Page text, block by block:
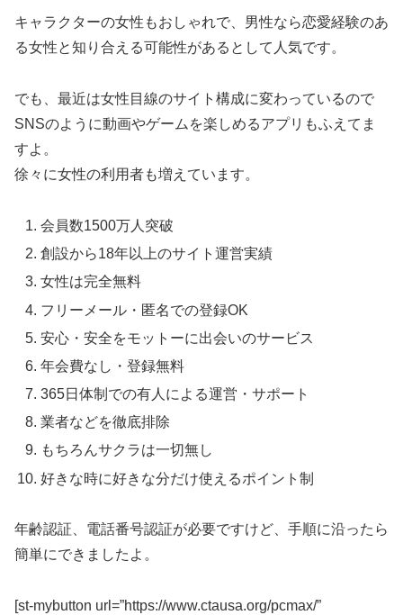
キャラクターの女性もおしゃれで、男性なら恋愛経験のあ
る女性と知り合える可能性があるとして人気です。
でも、最近は女性目線のサイト構成に変わっているので
SNSのように動画やゲームを楽しめるアプリもふえてま
すよ。
徐々に女性の利用者も増えています。
会員数1500万人突破
創設から18年以上のサイト運営実績
女性は完全無料
フリーメール・匿名での登録OK
安心・安全をモットーに出会いのサービス
年会費なし・登録無料
365日体制での有人による運営・サポート
業者などを徹底排除
もちろんサクラは一切無し
好きな時に好きな分だけ使えるポイント制
年齢認証、電話番号認証が必要ですけど、手順に沿ったら
簡単にできましたよ。
[st-mybutton url=”https://www.ctausa.org/pcmax/”